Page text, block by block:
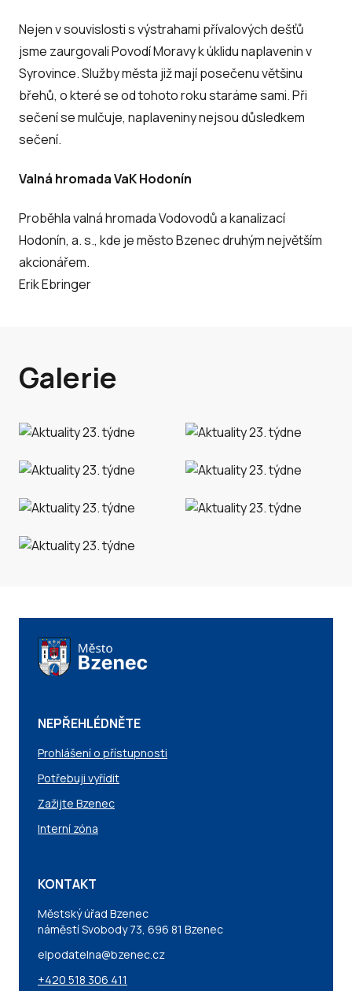
Nejen v souvislosti s výstrahami přívalových dešťů
jsme zaurgovali Povodí Moravy k úklidu naplavenin v
Syrovince. Služby města již mají posečenu většinu
břehů, o které se od tohoto roku staráme sami. Při
sečení se mulčuje, naplaveniny nejsou důsledkem
sečení.
Valná hromada VaK Hodonín
Proběhla valná hromada Vodovodů a kanalizací
Hodonín, a. s., kde je město Bzenec druhým největším
akcionářem.
Erik Ebringer
Galerie
NEPŘEHLÉDNĚTE
Prohlášení o přístupnosti
Potřebuji vyřídit
Zažijte Bzenec
Interní zóna
KONTAKT
Městský úřad Bzenec
náměstí Svobody 73, 696 81 Bzenec
elpodatelna@bzenec.cz
+420 518 306 411